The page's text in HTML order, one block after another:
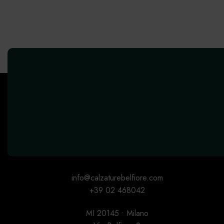
info@calzaturebelfiore.com
+39 02 468042
MI 20145 • Milano